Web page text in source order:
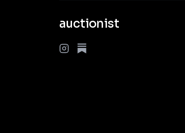
auctionist